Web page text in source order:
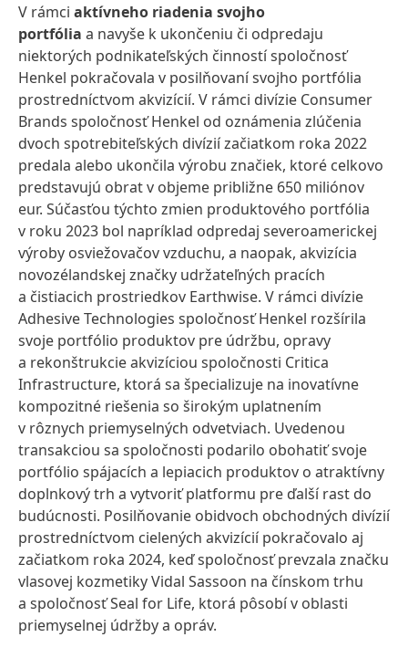
V rámci aktívneho riadenia svojho
portfólia a navyše k ukončeniu či odpredaju
niektorých podnikateľských činností spoločnosť
Henkel pokračovala v posilňovaní svojho portfólia
prostredníctvom akvizícií. V rámci divízie Consumer
Brands spoločnosť Henkel od oznámenia zlúčenia
dvoch spotrebiteľských divízií začiatkom roka 2022
predala alebo ukončila výrobu značiek, ktoré celkovo
predstavujú obrat v objeme približne 650 miliónov
eur. Súčasťou týchto zmien produktového portfólia
v roku 2023 bol napríklad odpredaj severoamerickej
výroby osviežovačov vzduchu, a naopak, akvizícia
novozélandskej značky udržateľných pracích
a čistiacich prostriedkov Earthwise. V rámci divízie
Adhesive Technologies spoločnosť Henkel rozšírila
svoje portfólio produktov pre údržbu, opravy
a rekonštrukcie akvizíciou spoločnosti Critica
Infrastructure, ktorá sa špecializuje na inovatívne
kompozitné riešenia so širokým uplatnením
v rôznych priemyselných odvetviach. Uvedenou
transakciou sa spoločnosti podarilo obohatiť svoje
portfólio spájacích a lepiacich produktov o atraktívny
doplnkový trh a vytvoriť platformu pre ďalší rast do
budúcnosti. Posilňovanie obidvoch obchodných divízií
prostredníctvom cielených akvizícií pokračovalo aj
začiatkom roka 2024, keď spoločnosť prevzala značku
vlasovej kozmetiky Vidal Sassoon na čínskom trhu
a spoločnosť Seal for Life, ktorá pôsobí v oblasti
priemyselnej údržby a opráv.